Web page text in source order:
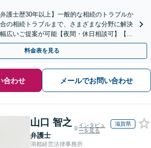
護士歴30年以上】一般的な相続のトラブルか
の相続トラブルまで、さまざまな分野に解決
広いご提案が可能【夜間・休日相談可】【完
料金表を見る
合わせ メールでお問い合わせ
山口 智之
弁護士
インタビュ
ーを見る
滋賀県
湖都経営法律事務所